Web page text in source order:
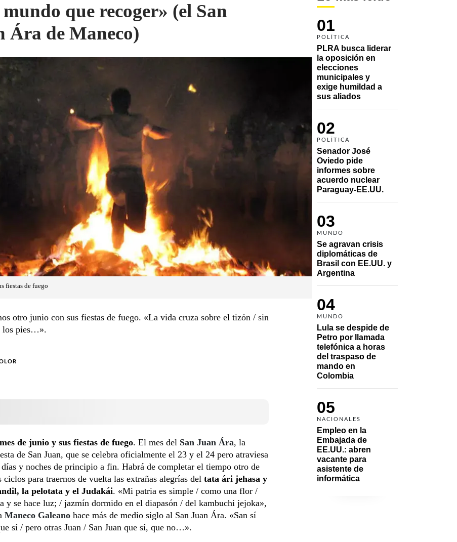
01
POLÍTICA
PLRA busca liderar
la oposición en
elecciones
municipales y
exige humildad a
sus aliados
02
POLÍTICA
Senador José
Oviedo pide
informes sobre
acuerdo nuclear
Paraguay-EE.UU.
03
MUNDO
Se agravan crisis
diplomáticas de
Brasil con EE.UU. y
Argentina
04
MUNDO
Lula se despide de
Petro por llamada
telefónica a horas
del traspaso de
mando en
Colombia
05
NACIONALES
Empleo en la
Embajada de
EE.UU.: abren
vacante para
asistente de
informática
que recoger» (el San
Ára de Maneco)
fiestas de fuego
otro junio con sus fiestas de fuego. «La vida cruza sobre el tizón / sin
los pies…».
de junio y sus fiestas de fuego. El mes del San Juan Ára, la
de San Juan, que se celebra oficialmente el 23 y el 24 pero atraviesa
días y noches de principio a fin. Habrá de completar el tiempo otro de
ciclos para traernos de vuelta las extrañas alegrías del tata ári jehasa y
la pelotata y el Judakái. «Mi patria es simple / como una flor /
y se hace luz; / jazmín dormido en el diapasón / del kambuchi jejoka»,
Maneco Galeano hace más de medio siglo al San Juan Ára. «San sí
sí / pero otras Juan / San Juan que sí, que no…».